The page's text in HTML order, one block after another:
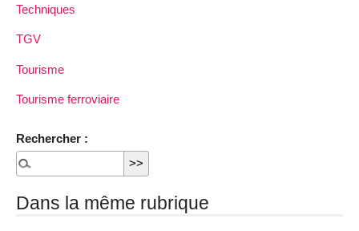
Techniques
TGV
Tourisme
Tourisme ferroviaire
Rechercher :
Dans la même rubrique